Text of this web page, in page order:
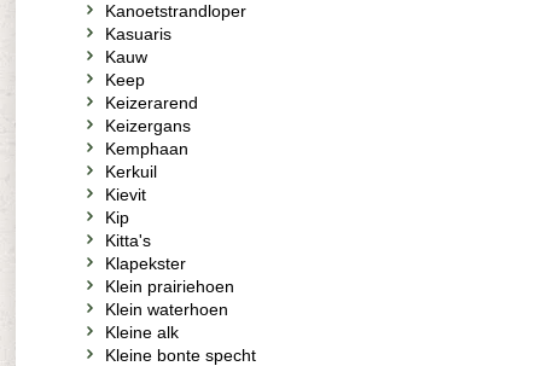
Kanoetstrandloper
Kasuaris
Kauw
Keep
Keizerarend
Keizergans
Kemphaan
Kerkuil
Kievit
Kip
Kitta's
Klapekster
Klein prairiehoen
Klein waterhoen
Kleine alk
Kleine bonte specht